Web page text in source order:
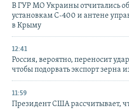
В ГУР МО Украины отчитались
установкам С-400 и антене
в Крыму
12:41
Россия, вероятно, переносит
чтобы подорвать экспорт зерна
11:59
Президент США рассчитывает,